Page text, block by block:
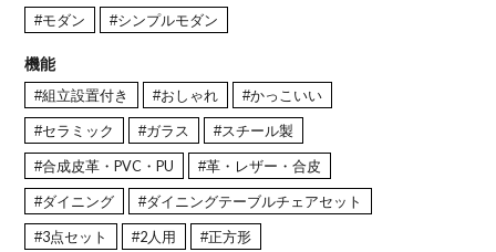
#モダン #シンプルモダン
機能
#組立設置付き #おしゃれ #かっこいい
#セラミック #ガラス #スチール製
#合成皮革・PVC・PU #革・レザー・合皮
#ダイニング #ダイニングテーブルチェアセット
#3点セット #2人用 #正方形